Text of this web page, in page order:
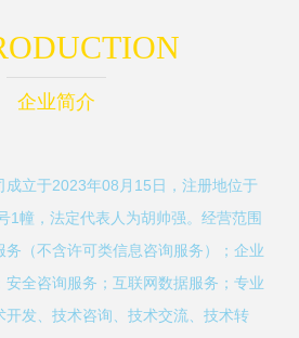
企业简介
成立于2023年08月15日，注册地位于
1幢，法定代表人为胡帅强。经营范围
（不含许可类信息咨询服务）；企业
全咨询服务；互联网数据服务；专业
发、技术咨询、技术交流、技术转